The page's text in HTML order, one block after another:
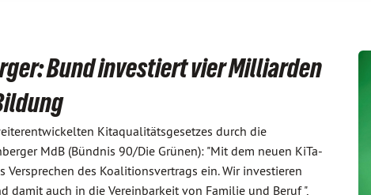
Bund investiert vier Milliarden
Kitaqualitätsgesetzes durch die
MdB (Bündnis 90/Die Grünen): "Mit dem neuen KiTa-
des Koalitionsvertrags ein. Wir investieren
auch in die Vereinbarkeit von Familie und Beruf ",